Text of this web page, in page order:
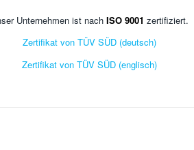
Unternehmen ist nach ISO 9001 zertifiziert.
Zertifikat von TÜV SÜD (deutsch)
Zertifikat von TÜV SÜD (englisch)